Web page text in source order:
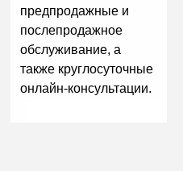
предпродажные и
послепродажное
обслуживание, а
также круглосуточные
онлайн-консультации.